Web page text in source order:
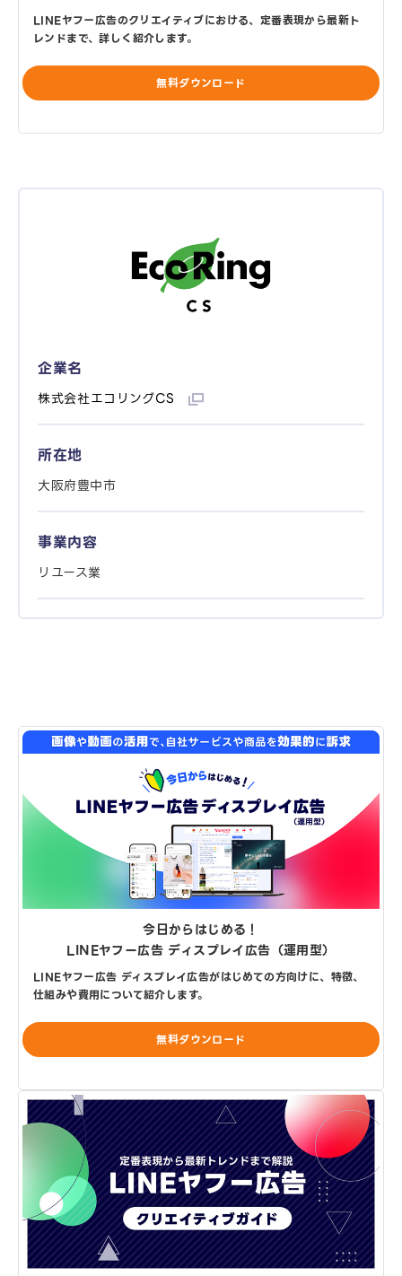
LINEヤフー広告のクリエイティブにおける、定番表現から最新ト
レンドまで、詳しく紹介します。
無料ダウンロード
企業名
株式会社エコリングCS
所在地
大阪府豊中市
事業内容
リユース業
今日からはじめる！
LINEヤフー広告 ディスプレイ広告（運用型）
LINEヤフー広告 ディスプレイ広告がはじめての方向けに、特徴、
仕組みや費用について紹介します。
無料ダウンロード